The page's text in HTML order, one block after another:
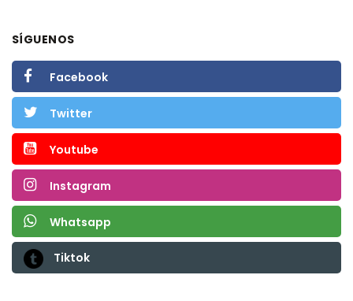
SÍGUENOS
Facebook
Twitter
Youtube
Instagram
Whatsapp
Tiktok